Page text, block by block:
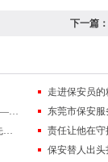
下一篇：
走进保安员
用英勇无畏的职业形象诠释了新时期保安的涵义——记东莞市保安服务公司保安员黄麒麟
对保安工作倾注辛勤和汗水，用实际行动诠释“先锋”的含义
保安替人出